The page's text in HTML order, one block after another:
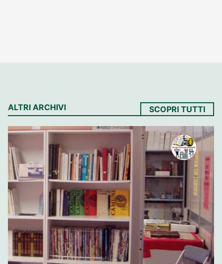
ALTRI ARCHIVI SCOPRI TUTTI